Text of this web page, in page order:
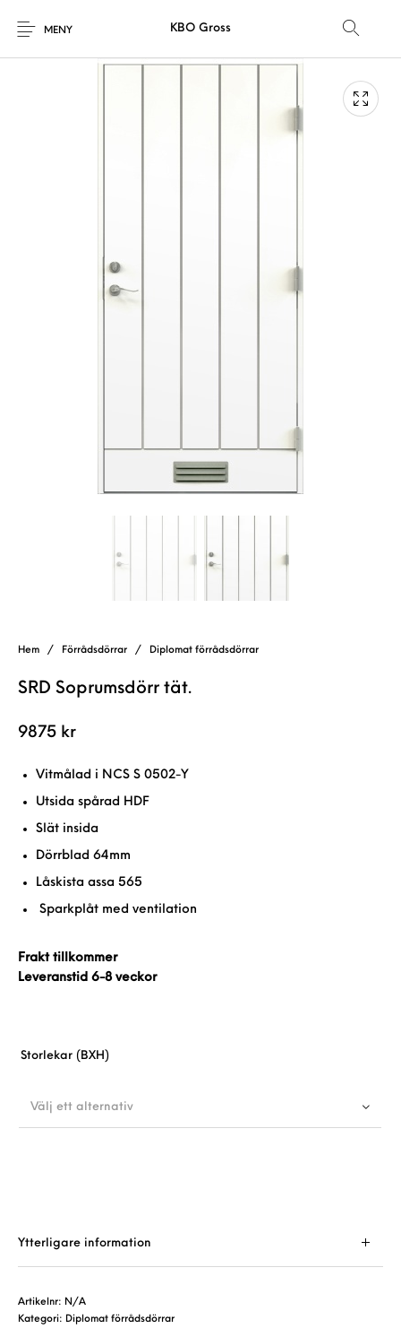
MENY KBO Gross
Hem / Förrådsdörrar / Diplomat förrådsdörrar
SRD Soprumsdörr tät.
9875 kr
Vitmålad i NCS S 0502-Y
Utsida spårad HDF
Slät insida
Dörrblad 64mm
Låskista assa 565
Sparkplåt med ventilation
Frakt tillkommer
Leveranstid 6-8 veckor
Storlekar (BXH)
Välj ett alternativ
Ytterligare information
Artikelnr: N/A
Kategori: Diplomat förrådsdörrar